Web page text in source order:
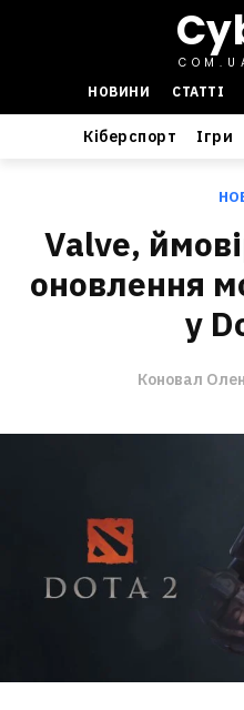
НОВИНИ
СТАТТІ
Кіберспорт Ігри
Valve,
оновлення
у
Коновал